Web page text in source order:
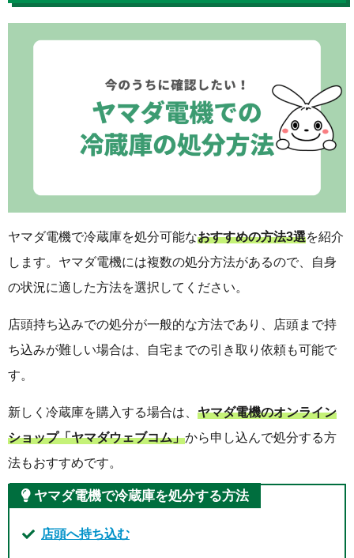
ヤマダ電機で冷蔵庫を処分可能なおすすめの方法3選を紹介
します。ヤマダ電機には複数の処分方法があるので、自身
の状況に適した方法を選択してください。
店頭持ち込みでの処分が一般的な方法であり、店頭まで持
ち込みが難しい場合は、自宅までの引き取り依頼も可能で
す。
新しく冷蔵庫を購入する場合は、 ヤマダ電機のオンライン
ショップ「ヤマダウェブコム」から申し込んで処分する方
法もおすすめです。
ヤマダ電機で冷蔵庫を処分する方法
店頭へ持ち込む